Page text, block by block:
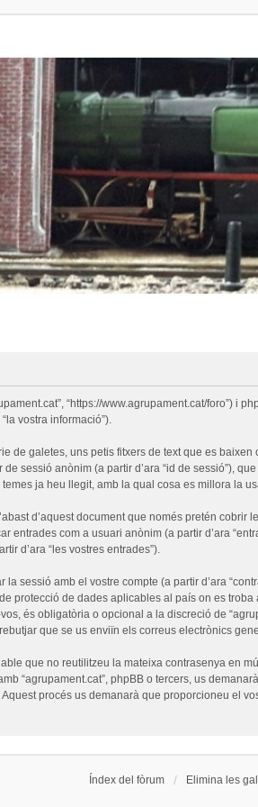
“https://www.agrupament.cat/foro”) i
vostra informació”).
de galetes, uns petis fitxers de text que es
sessió anònim (a partir d’ara “id de sessió”),
ja heu llegit, amb la qual cosa es millora la
d’aquest document que només pretén cobrir
com a usuari anònim (a partir d’ara
d’ara “les vostres entrades”).
sessió amb el vostre compte (a partir d’ara
protecció de dades aplicables al país on es
és obligatòria o opcional a la discreció de
que se us enviïn els correus electrònics
que no reutilitzeu la mateixa contrasenya en
“agrupament.cat”, phpBB o tercers, us
procés us demanarà que proporcioneu el
Índex del fòrum Elimina les